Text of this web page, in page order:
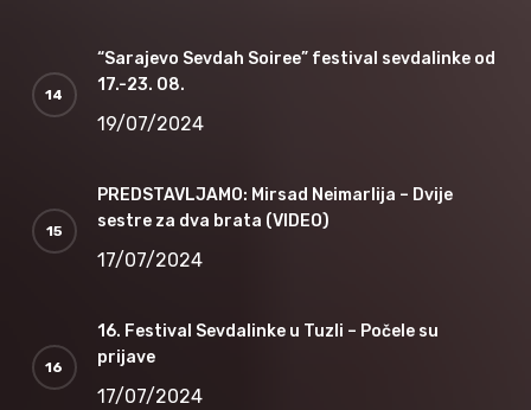
“Sarajevo Sevdah Soiree” festival sevdalinke od
17.-23. 08.
19/07/2024
PREDSTAVLJAMO: Mirsad Neimarlija – Dvije
sestre za dva brata (VIDEO)
17/07/2024
16. Festival Sevdalinke u Tuzli – Počele su
prijave
17/07/2024